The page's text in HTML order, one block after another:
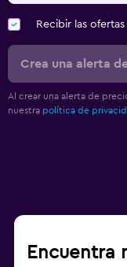
Recibir las
Crea una alerta
Al crear una alerta de
nuestra política de
Encuentra